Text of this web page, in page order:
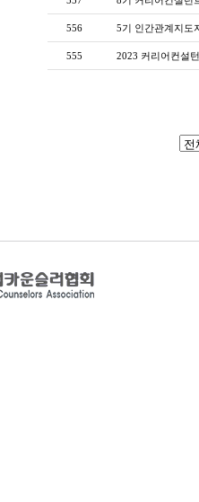
556 5기 인간관계지도
555 2023 커리어컨설